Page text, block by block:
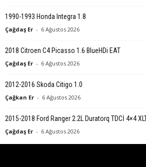
1990-1993 Honda Integra 1.8
Çağdaş Er - 6 Ağustos 2026
2018 Citroen C4 Picasso 1.6 BlueHDi EAT
Çağdaş Er - 6 Ağustos 2026
2012-2016 Skoda Citigo 1.0
Çağkan Er - 6 Ağustos 2026
2015-2018 Ford Ranger 2.2L Duratorq TDCİ 4×4
Çağdaş Er - 6 Ağustos 2026